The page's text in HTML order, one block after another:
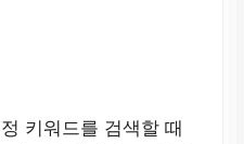
키워드를 검색할 때